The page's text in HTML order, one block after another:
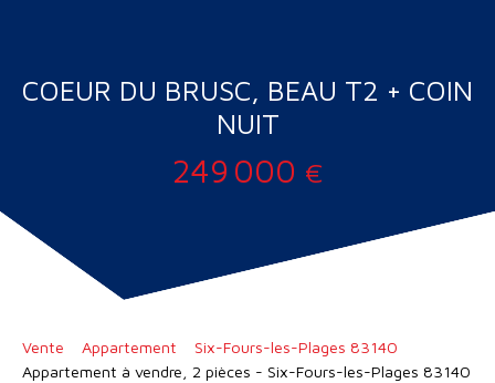
COEUR DU BRUSC, BEAU T2 + COIN
NUIT
249 000 €
Vente Appartement
Six-Fours-les-Plages 83140
Appartement à vendre, 2 pièces - Six-Fours-les-Plages 83140